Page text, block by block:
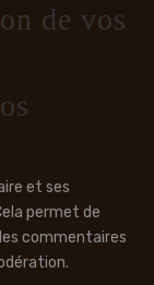
de vos
et ses
permet de
commentaires